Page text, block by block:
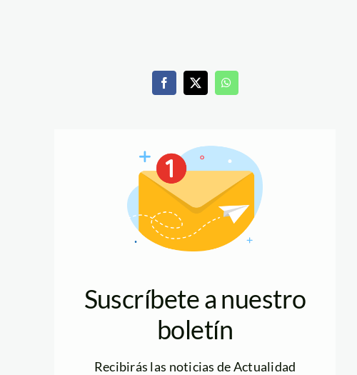
Suscríbete a nuestro
boletín
Recibirás las noticias de Actualidad